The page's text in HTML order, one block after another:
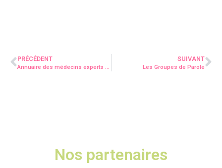
PRÉCÉDENT
Annuaire des médecins experts TSA-TDAH-TSLA
SUIVANT
Les Groupes de Parole
Nos partenaires